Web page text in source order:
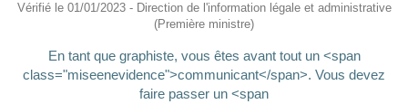
Vérifié le 01/01/2023 - Direction de l'information légale et administrative
(Première ministre)
En tant que graphiste, vous êtes avant tout un <span
class="miseenevidence">communicant</span>. Vous devez
faire passer un <span